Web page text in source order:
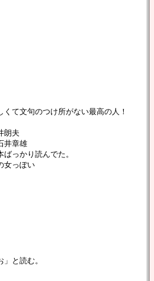
て文句のつけ所がない最高の人！
朗夫
井章雄
っかり読んでた。
女っぽい
と読む。